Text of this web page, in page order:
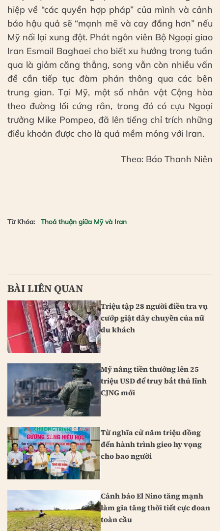
hiệp về “các quyền hợp pháp” của mình và cảnh
báo hậu quả sẽ “mạnh mẽ và cay đắng hơn” nếu
Mỹ nối lại xung đột. Phát ngôn viên Bộ Ngoại giao
Iran Esmail Baghaei cho biết xu hướng trong tuần
qua là giảm căng thẳng, song vẫn còn nhiều vấn
đề cần tiếp tục đàm phán thông qua các bên
trung gian. Tại Mỹ, một số nhân vật Cộng hòa
theo đường lối cứng rắn, trong đó có cựu Ngoại
trưởng Mike Pompeo, đã lên tiếng chỉ trích những
điều khoản được cho là quá mềm mỏng với Iran.
Theo: Báo Thanh Niên
Từ Khóa: Thoả thuận giữa Mỹ và Iran
BÀI LIÊN QUAN
Triệu tập 28 người điều tra vụ
cướp giật dây chuyền của nữ
du khách
Mỹ nâng tiền thưởng lên 25
triệu USD để truy bắt thủ lĩnh
CJNG mới
Từ nghĩa cử năm triệu đồng
đến hành trình gieo hy vọng
cho bao người
Cảnh báo El Nino tăng mạnh
làm gia tăng thời tiết cực đoan
toàn cầu